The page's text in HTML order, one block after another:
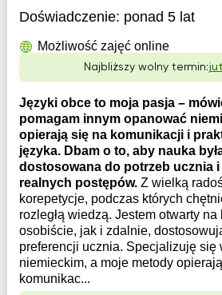
Doświadczenie: ponad 5 lat
Możliwość zajęć online
Najbliższy wolny termin:
Języki obce to moja pasja –
pomagam innym opanować
opierają się na komunikacji i
języka. Dbam o to, aby nauka
dostosowana do potrzeb ucznia i
realnych postępów. Z wielką
korepetycje, podczas których
rozległą wiedzą. Jestem otwarty
osobiście, jak i zdalnie,
preferencji ucznia. Specjalizuję się
niemieckim, a moje metody
komunikac...